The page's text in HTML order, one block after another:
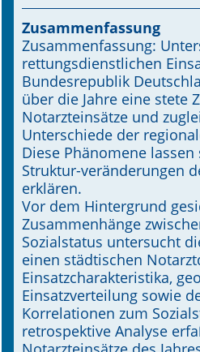
Supplements
Online First
A&I English
Mediadaten
Autoren-Service
Bestell-Service
Stellenmarkt
Kongresskalender
Zusammenfassung
Zusammenfassung:
rettungsdienstlichen
Bundesrepublik
über die Jahre eine stete
Notarzteinsätze und
Unterschiede der
Diese Phänomene
Struktur-veränderungen
erklären.
Vor dem Hintergrund
Zusammenhänge
Sozialstatus untersucht
einen städtischen
Einsatzcharakteristika,
Einsatzverteilung sowie
Korrelationen zum
retrospektive Analyse